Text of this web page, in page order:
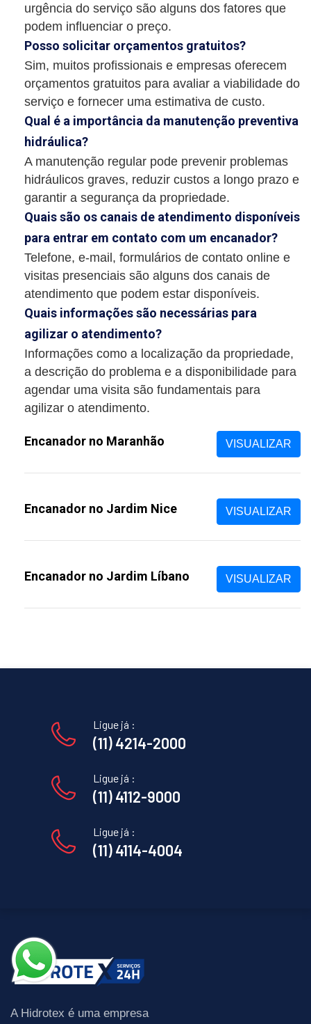
urgência do serviço são alguns dos fatores que
podem influenciar o preço.
Posso solicitar orçamentos gratuitos?
Sim, muitos profissionais e empresas oferecem
orçamentos gratuitos para avaliar a viabilidade do
serviço e fornecer uma estimativa de custo.
Qual é a importância da manutenção preventiva
hidráulica?
A manutenção regular pode prevenir problemas
hidráulicos graves, reduzir custos a longo prazo e
garantir a segurança da propriedade.
Quais são os canais de atendimento disponíveis
para entrar em contato com um encanador?
Telefone, e-mail, formulários de contato online e
visitas presenciais são alguns dos canais de
atendimento que podem estar disponíveis.
Quais informações são necessárias para
agilizar o atendimento?
Informações como a localização da propriedade,
a descrição do problema e a disponibilidade para
agendar uma visita são fundamentais para
agilizar o atendimento.
Encanador no Maranhão VISUALIZAR
Encanador no Jardim Nice VISUALIZAR
Encanador no Jardim Líbano VISUALIZAR
Ligue já :
(11) 4214-2000
Ligue já :
(11) 4112-9000
Ligue já :
(11) 4114-4004
A Hidrotex é uma empresa